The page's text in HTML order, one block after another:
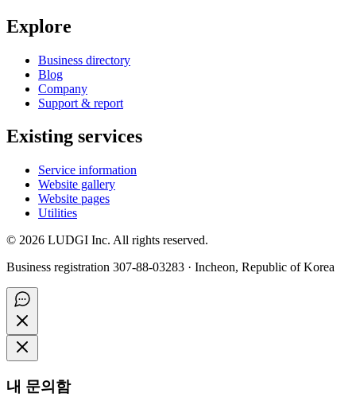
Explore
Business directory
Blog
Company
Support & report
Existing services
Service information
Website gallery
Website pages
Utilities
© 2026 LUDGI Inc. All rights reserved.
Business registration 307-88-03283 · Incheon, Republic of Korea
내 문의함